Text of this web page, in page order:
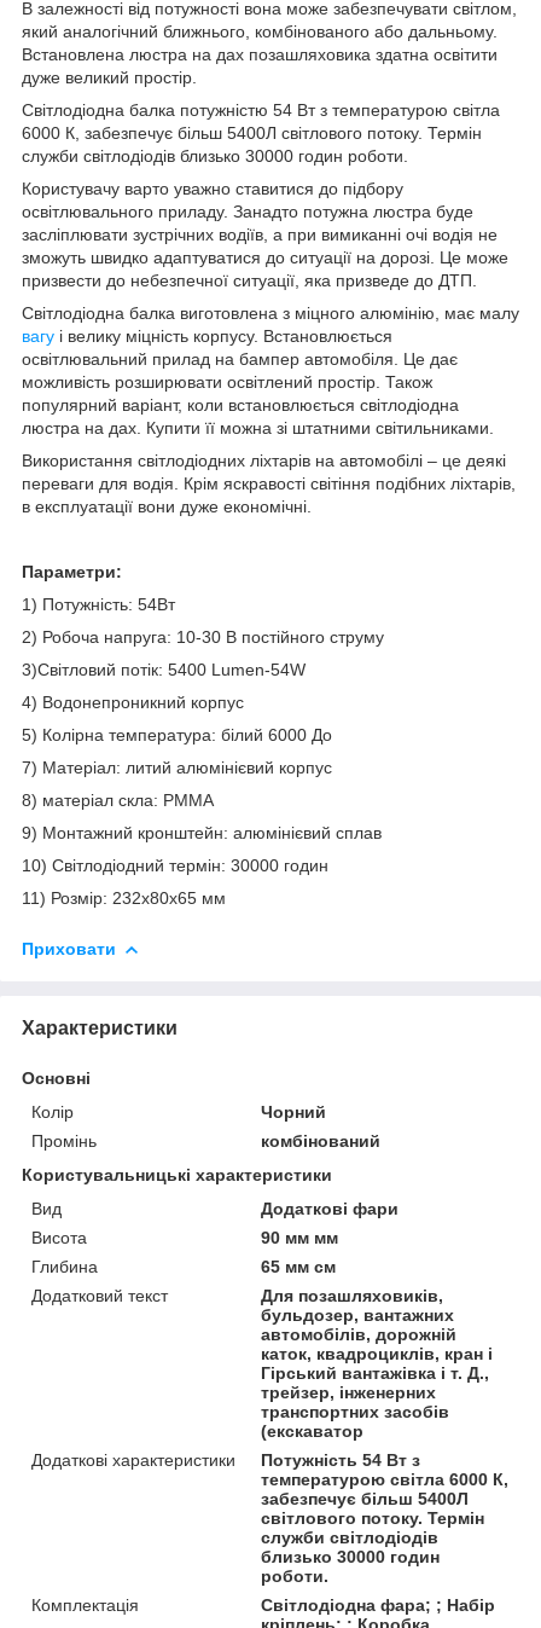
В залежності від потужності вона може забезпечувати світлом,
який аналогічний ближнього, комбінованого або дальньому.
Встановлена люстра на дах позашляховика здатна освітити
дуже великий простір.
Світлодіодна балка потужністю 54 Вт з температурою світла
6000 К, забезпечує більш 5400Л світлового потоку. Термін
служби світлодіодів близько 30000 годин роботи.
Користувачу варто уважно ставитися до підбору
освітлювального приладу. Занадто потужна люстра буде
засліплювати зустрічних водіїв, а при вимиканні очі водія не
зможуть швидко адаптуватися до ситуації на дорозі. Це може
призвести до небезпечної ситуації, яка призведе до ДТП.
Світлодіодна балка виготовлена з міцного алюмінію, має малу
вагу і велику міцність корпусу. Встановлюється
освітлювальний прилад на бампер автомобіля. Це дає
можливість розширювати освітлений простір. Також
популярний варіант, коли встановлюється світлодіодна
люстра на дах. Купити її можна зі штатними світильниками.
Використання світлодіодних ліхтарів на автомобілі – це деякі
переваги для водія. Крім яскравості світіння подібних ліхтарів,
в експлуатації вони дуже економічні.
Параметри:
1) Потужність: 54Вт
2) Робоча напруга: 10-30 В постійного струму
3)Світловий потік: 5400 Lumen-54W
4) Водонепроникний корпус
5) Колірна температура: білий 6000 До
7) Матеріал: литий алюмінієвий корпус
8) матеріал скла: PMMA
9) Монтажний кронштейн: алюмінієвий сплав
10) Світлодіодний термін: 30000 годин
11) Розмір: 232х80х65 мм
Приховати
Характеристики
Основні
Колір
Чорний
Промінь
комбінований
Користувальницькі характеристики
Вид
Додаткові фари
Висота
90 мм мм
Глибина
65 мм см
Додатковий текст
Для позашляховиків,
бульдозер, вантажних
автомобілів, дорожній
каток, квадроциклів, кран і
Гірський вантажівка і т. Д.,
трейзер, інженерних
транспортних засобів
(екскаватор
Додаткові характеристики
Потужність 54 Вт з
температурою світла 6000 К,
забезпечує більш 5400Л
світлового потоку. Термін
служби світлодіодів
близько 30000 годин
роботи.
Комплектація
Світлодіодна фара; ; Набір
кріплень; ; Коробка